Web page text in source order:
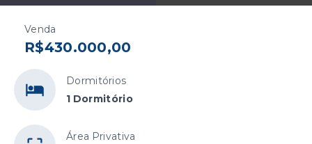
Venda
R$430.000,00
Dormitórios
1 Dormitório
Área Privativa